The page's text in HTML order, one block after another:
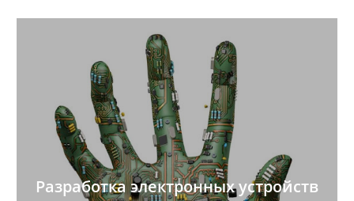
Разработка электронных устройств